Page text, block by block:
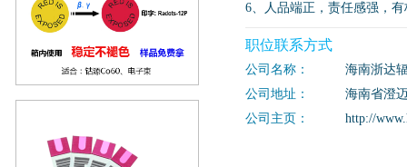
6、人品端正，责任感强，
职位联系方式
公司名称：
海南浙达
公司地址：
海南省澄
公司主页：
http://